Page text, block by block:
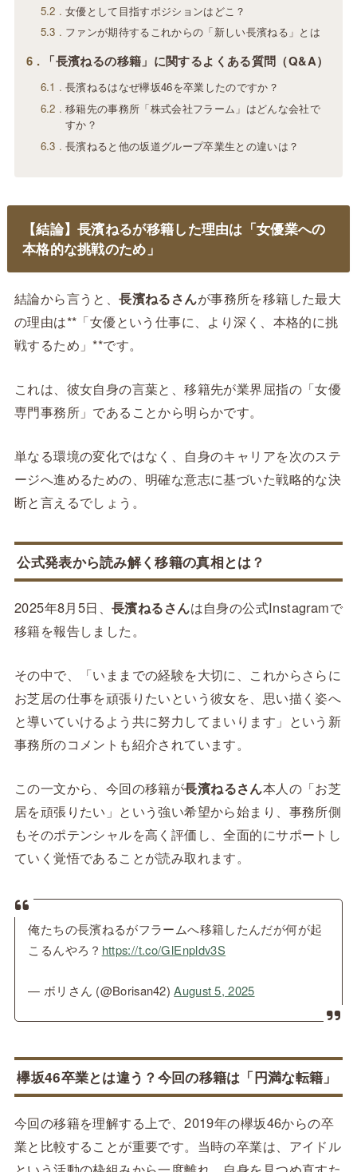
5.2
女優として目指すポジションはどこ？
5.3
ファンが期待するこれからの「新しい長濱ねる」とは
6 「長濱ねるの移籍」に関するよくある質問（Q&A）
6.1
長濱ねるはなぜ欅坂46を卒業したのですか？
6.2
移籍先の事務所「株式会社フラーム」はどんな会社で
すか？
6.3
長濱ねると他の坂道グループ卒業生との違いは？
【結論】長濱ねるが移籍した理由は「女優業への
本格的な挑戦のため」
結論から言うと、長濱ねるさんが事務所を移籍した最大
の理由は**「女優という仕事に、より深く、本格的に挑
戦するため」**です。
これは、彼女自身の言葉と、移籍先が業界屈指の「女優
専門事務所」であることから明らかです。
単なる環境の変化ではなく、自身のキャリアを次のステ
ージへ進めるための、明確な意志に基づいた戦略的な決
断と言えるでしょう。
公式発表から読み解く移籍の真相とは？
2025年8月5日、長濱ねるさんは自身の公式Instagramで
移籍を報告しました。
その中で、「いままでの経験を大切に、これからさらに
お芝居の仕事を頑張りたいという彼女を、思い描く姿へ
と導いていけるよう共に努力してまいります」という新
事務所のコメントも紹介されています。
この一文から、今回の移籍が長濱ねるさん本人の「お芝
居を頑張りたい」という強い希望から始まり、事務所側
もそのポテンシャルを高く評価し、全面的にサポートし
ていく覚悟であることが読み取れます。
俺たちの長濱ねるがフラームへ移籍したんだが何が起
こるんやろ？ https://t.co/GlEnpldv3S
— ボリさん (@Borisan42)August 5, 2025
欅坂46卒業とは違う？今回の移籍は「円満な転籍」
今回の移籍を理解する上で、2019年の欅坂46からの卒
業と比較することが重要です。当時の卒業は、アイドル